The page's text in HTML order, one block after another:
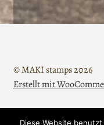
© MAKI stamps 2026
Erstellt mit
Diese Website